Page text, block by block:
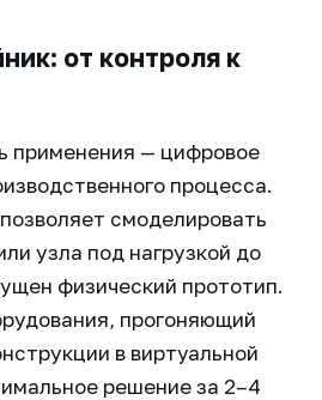
от контроля к
применения — цифровое
процесса.
смоделировать
узла под нагрузкой до
физический прототип.
прогоняющий
в виртуальной
решение за 2–4